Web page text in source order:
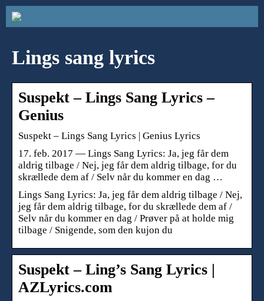
Lings sang lyrics
Suspekt – Lings Sang Lyrics –
Genius
Suspekt – Lings Sang Lyrics | Genius Lyrics
17. feb. 2017 — Lings Sang Lyrics: Ja, jeg får dem
aldrig tilbage / Nej, jeg får dem aldrig tilbage, for du
skrællede dem af / Selv når du kommer en dag …
Lings Sang Lyrics: Ja, jeg får dem aldrig tilbage / Nej,
jeg får dem aldrig tilbage, for du skrællede dem af /
Selv når du kommer en dag / Prøver på at holde mig
tilbage / Snigende, som den kujon du
Suspekt – Ling’s Sang Lyrics |
AZLyrics.com